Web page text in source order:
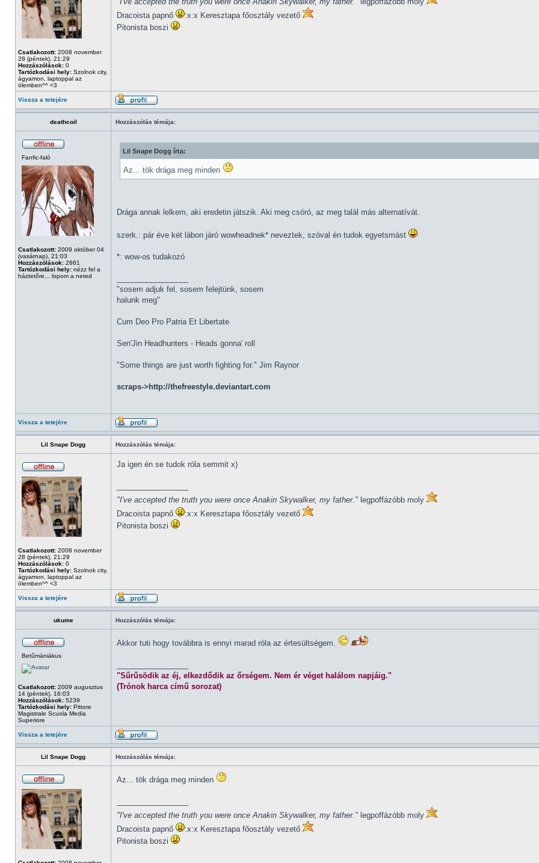
Csatlakozott: 2008 november
28 (péntek), 21:29
Hozzászólások: 0
Tartózkodási hely: Szolnok city,
ágyamon, laptoppal az
ölemben^^ <3
Dracoista papnő
:x:x Keresztapa főosztály vezető
Pitonista boszi
Vissza a tetejére
deathcoil Hozzászólás témája:
Fanfic-faló
Csatlakozott: 2009 október 04
(vasárnap), 21:03
Hozzászólások: 2861
Tartózkodási hely: nézz fel a
háztetőre... lopom a neted
Lil Snape Dogg írta:
Az... tök drága meg minden
Drága annak lelkem, aki eredetin játszik. Aki meg csóró, az meg talál más alternatívát.
szerk.: pár éve két lábon járó wowheadnek* neveztek, szóval én tudok egyetsmást
*: wow-os tudakozó
"sosem adjuk fel, sosem felejtünk, sosem
halunk meg"
Cum Deo Pro Patria Et Libertate
Sen'Jin Headhunters - Heads gonna' roll
"Some things are just worth fighting for." Jim Raynor
scraps->http://thefreestyle.deviantart.com
Vissza a tetejére
Lil Snape Dogg Hozzászólás témája:
Csatlakozott: 2008 november
28 (péntek), 21:29
Hozzászólások: 0
Tartózkodási hely: Szolnok city,
ágyamon, laptoppal az
ölemben^^ <3
Ja igen én se tudok róla semmit x)
"I've accepted the truth you were once Anakin Skywalker, my father." legpoffázóbb moly
Dracoista papnő
:x:x Keresztapa főosztály vezető
Pitonista boszi
Vissza a tetejére
ukume Hozzászólás témája:
Betűmániákus
Csatlakozott: 2009 augusztus
14 (péntek), 16:03
Hozzászólások: 5239
Tartózkodási hely: Pittore
Magistrale Scuola Media
Superiore
Akkor tuti hogy továbbra is ennyi marad róla az értesültségem.
"Sűrűsödik az éj, elkezdődik az őrségem. Nem ér véget halálom napjáig."
(Trónok harca című sorozat)
Vissza a tetejére
Lil Snape Dogg Hozzászólás témája:
Az... tök drága meg minden
"I've accepted the truth you were once Anakin Skywalker, my father." legpoffázóbb moly
Dracoista papnő
:x:x Keresztapa főosztály vezető
Pitonista boszi